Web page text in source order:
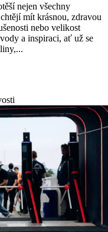
nejen všechny
mít krásnou, zdravou
nebo velikost
a inspiraci, ať už se